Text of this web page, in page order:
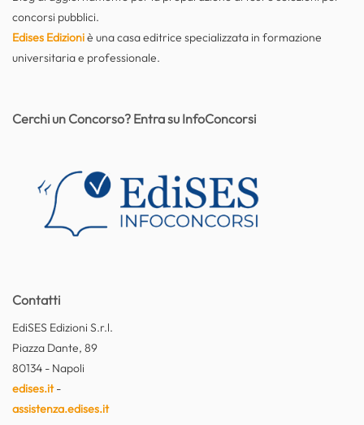
concorsi pubblici.
Edises Edizioniè una casa editrice specializzata in formazione
universitaria e professionale.
Contatti
EdiSES Edizioni S.r.l.
Piazza Dante, 89
80134 - Napoli
edises.it-
assistenza.edises.it
Cerchi un Concorso? Entra su InfoConcorsi